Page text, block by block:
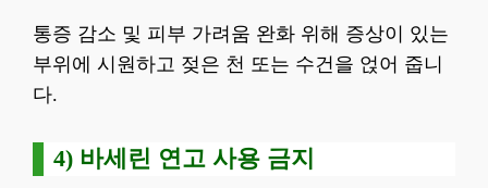
통증 감소 및 피부 가려움 완화 위해 증상이 있는
부위에 시원하고 젖은 천 또는 수건을 얹어 줍니
다.
4) 바세린 연고 사용 금지